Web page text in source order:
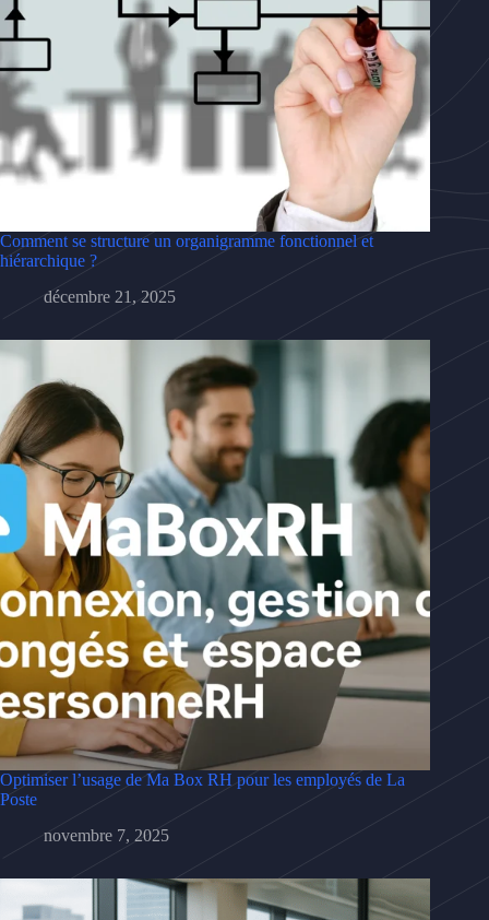
Comment se structure un organigramme fonctionnel et
hiérarchique ?
décembre 21, 2025
Optimiser l’usage de Ma Box RH pour les employés de La
Poste
novembre 7, 2025